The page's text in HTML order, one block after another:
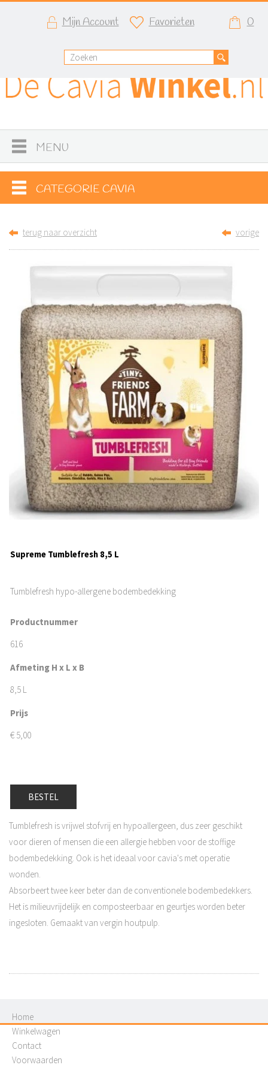
Mijn Account Favorieten 0
MENU
CATEGORIE CAVIA
terug naar overzicht vorige
Supreme Tumblefresh 8,5 L
Tumblefresh hypo-allergene bodembedekking
Productnummer
616
Afmeting H x L x B
8,5 L
Prijs
€ 5,00
BESTEL
Tumblefresh is vrijwel stofvrij en hypoallergeen, dus zeer geschikt
voor dieren of mensen die een allergie hebben voor de stoffige
bodembedekking. Ook is het ideaal voor cavia's met operatie
wonden.
Absorbeert twee keer beter dan de conventionele bodembedekkers.
Het is milieuvrijdelijk en composteerbaar en geurtjes worden beter
ingesloten. Gemaakt van vergin houtpulp.
Home
Winkelwagen
Contact
Voorwaarden